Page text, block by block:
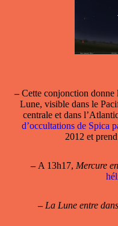
–Cette conjonction donne
Lune, visible dans le
centrale et dans
d’occultations de Spica
2012 et
–A 13h17, Mercure
– La Lune entre